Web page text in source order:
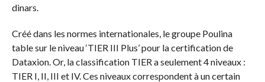
dinars.
Créé dans les normes internationales, le groupe Poulina
table sur le niveau ‘TIER III Plus’ pour la certification de
Dataxion. Or, la classification TIER a seulement 4 niveaux :
TIER I, II, III et IV. Ces niveaux correspondent à un certain